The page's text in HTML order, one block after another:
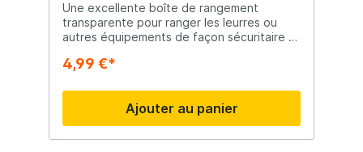
Une excellente boîte de rangement
transparente pour ranger les leurres ou
autres équipements de façon sécuritaire et
compartiments que vous pouvez diviser
4,99 €*
Ajouter au panier